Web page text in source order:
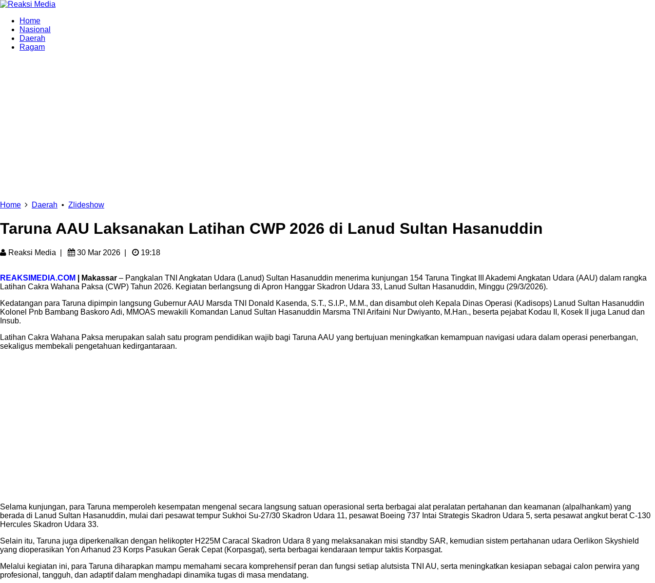
Home
Nasional
Daerah
Ragam
Home Daerah • Zlideshow
Taruna AAU Laksanakan Latihan CWP 2026 di Lanud Sultan Hasanuddin
Reaksi Media 30 Mar 2026 19:18
REAKSIMEDIA.COM | Makassar – Pangkalan TNI Angkatan Udara (Lanud) Sultan Hasanuddin menerima kunjungan 154 Taruna Tingkat III Akademi Angkatan Udara (AAU) dalam rangka
Latihan Cakra Wahana Paksa (CWP) Tahun 2026. Kegiatan berlangsung di Apron Hanggar Skadron Udara 33, Lanud Sultan Hasanuddin, Minggu (29/3/2026).
Kedatangan para Taruna dipimpin langsung Gubernur AAU Marsda TNI Donald Kasenda, S.T., S.I.P., M.M., dan disambut oleh Kepala Dinas Operasi (Kadisops) Lanud Sultan Hasanuddin
Kolonel Pnb Bambang Baskoro Adi, MMOAS mewakili Komandan Lanud Sultan Hasanuddin Marsma TNI Arifaini Nur Dwiyanto, M.Han., beserta pejabat Kodau II, Kosek II juga Lanud dan
Insub.
Latihan Cakra Wahana Paksa merupakan salah satu program pendidikan wajib bagi Taruna AAU yang bertujuan meningkatkan kemampuan navigasi udara dalam operasi penerbangan,
sekaligus membekali pengetahuan kedirgantaraan.
Selama kunjungan, para Taruna memperoleh kesempatan mengenal secara langsung satuan operasional serta berbagai alat peralatan pertahanan dan keamanan (alpalhankam) yang
berada di Lanud Sultan Hasanuddin, mulai dari pesawat tempur Sukhoi Su-27/30 Skadron Udara 11, pesawat Boeing 737 Intai Strategis Skadron Udara 5, serta pesawat angkut berat C-130
Hercules Skadron Udara 33.
Selain itu, Taruna juga diperkenalkan dengan helikopter H225M Caracal Skadron Udara 8 yang melaksanakan misi standby SAR, kemudian sistem pertahanan udara Oerlikon Skyshield
yang dioperasikan Yon Arhanud 23 Korps Pasukan Gerak Cepat (Korpasgat), serta berbagai kendaraan tempur taktis Korpasgat.
Melalui kegiatan ini, para Taruna diharapkan mampu memahami secara komprehensif peran dan fungsi setiap alutsista TNI AU, serta meningkatkan kesiapan sebagai calon perwira yang
profesional, tangguh, dan adaptif dalam menghadapi dinamika tugas di masa mendatang.